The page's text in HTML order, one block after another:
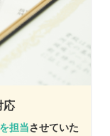
応
担当させていた